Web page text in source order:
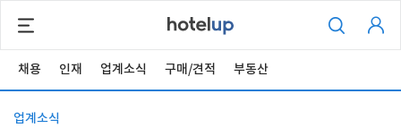
채용 인재 업계소식 구매/견적 부동산
업계소식